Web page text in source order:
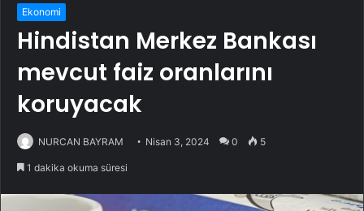
Ekonomi
Hindistan Merkez Bankası
mevcut faiz oranlarını
koruyacak
NURCAN BAYRAM Nisan 3, 2024 0 5
1 dakika okuma süresi